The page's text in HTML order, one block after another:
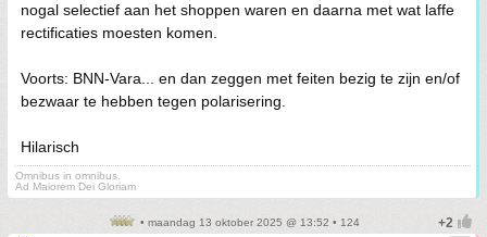
nogal selectief aan het shoppen waren en daarna met wat laffe
rectificaties moesten komen.
Voorts: BNN-Vara... en dan zeggen met feiten bezig te zijn en/of
bezwaar te hebben tegen polarisering.
Hilarisch
Omnibus in omnibus.
Ad Maiorem Dei Gloriam
• maandag 13 oktober 2025 @ 13:52 • 124